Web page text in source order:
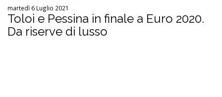
martedì 6 Luglio 2021
Toloi e Pessina in finale a Euro 2020.
Da riserve di lusso